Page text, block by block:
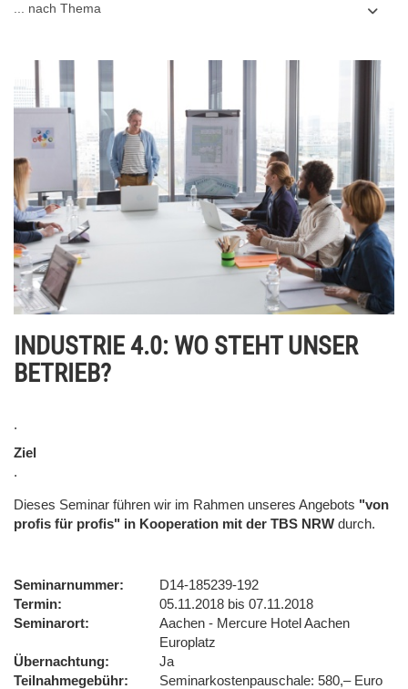
... nach Thema
INDUSTRIE 4.0: WO STEHT UNSER
BETRIEB?
.
Ziel
.
Dieses Seminar führen wir im Rahmen unseres Angebots "von
profis für profis" in Kooperation mit der TBS NRW durch.
Seminarnummer
D14-185239-192
Termin
05.11.2018 bis 07.11.2018
Seminarort
Aachen - Mercure Hotel Aachen
Europlatz
Übernachtung
Ja
Teilnahmegebühr
Seminarkostenpauschale: 580,– Euro